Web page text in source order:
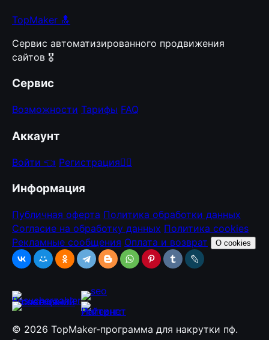
TopMaker 🔝
Сервис автоматизированного продвижения
сайтов 🎖
Сервис
Возможности Тарифы FAQ
Аккаунт
Войти 👈 Регистрация🏃‍♀️
Информация
Публичная оферта Политика обработки данных
Согласие на обработку данных Политика cookies
Рекламные сообщения Оплата и возврат О cookies
© 2026 TopMaker-программа для накрутки пф.